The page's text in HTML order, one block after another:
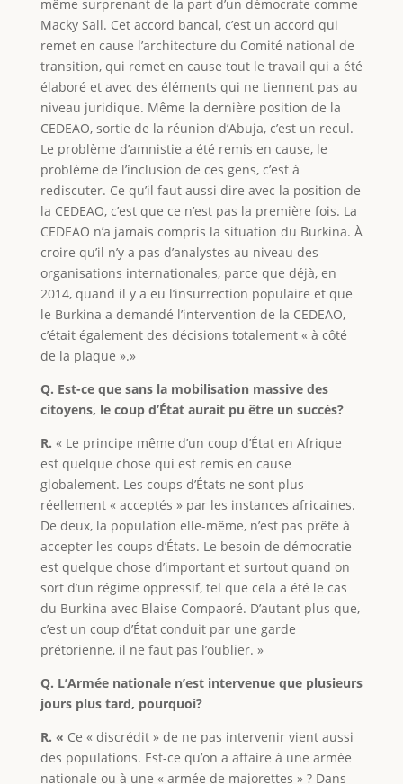
même surprenant de la part d’un démocrate comme
Macky Sall. Cet accord bancal, c’est un accord qui
remet en cause l’architecture du Comité national de
transition, qui remet en cause tout le travail qui a été
élaboré et avec des éléments qui ne tiennent pas au
niveau juridique. Même la dernière position de la
CEDEAO, sortie de la réunion d’Abuja, c’est un recul.
Le problème d’amnistie a été remis en cause, le
problème de l’inclusion de ces gens, c’est à
rediscuter. Ce qu’il faut aussi dire avec la position de
la CEDEAO, c’est que ce n’est pas la première fois. La
CEDEAO n’a jamais compris la situation du Burkina. À
croire qu’il n’y a pas d’analystes au niveau des
organisations internationales, parce que déjà, en
2014, quand il y a eu l’insurrection populaire et que
le Burkina a demandé l’intervention de la CEDEAO,
c’était également des décisions totalement « à côté
de la plaque ».»
Q. Est-ce que sans la mobilisation massive des
citoyens, le coup d’État aurait pu être un succès?
R. « Le principe même d’un coup d’État en Afrique
est quelque chose qui est remis en cause
globalement. Les coups d’États ne sont plus
réellement « acceptés » par les instances africaines.
De deux, la population elle-même, n’est pas prête à
accepter les coups d’États. Le besoin de démocratie
est quelque chose d’important et surtout quand on
sort d’un régime oppressif, tel que cela a été le cas
du Burkina avec Blaise Compaoré. D’autant plus que,
c’est un coup d’État conduit par une garde
prétorienne, il ne faut pas l’oublier. »
Q. L’Armée nationale n’est intervenue que plusieurs
jours plus tard, pourquoi?
R. « Ce « discrédit » de ne pas intervenir vient aussi
des populations. Est-ce qu’on a affaire à une armée
nationale ou à une « armée de majorettes » ? Dans